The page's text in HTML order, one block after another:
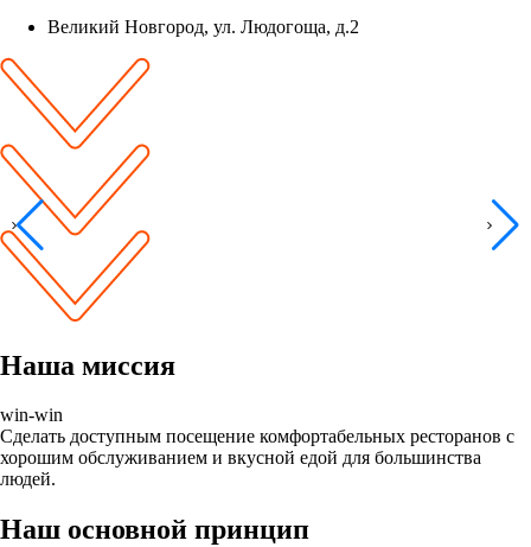
Великий Новгород, ул. Людогоща, д.2
Наша миссия
win-win
Сделать доступным посещение комфортабельных ресторанов с
хорошим обслуживанием и вкусной едой для большинства
людей.
Наш основной принцип